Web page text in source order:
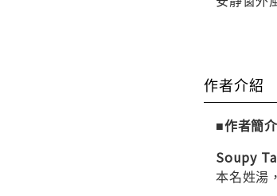
作者介紹
■作者簡介
Soupy
本名姓湯